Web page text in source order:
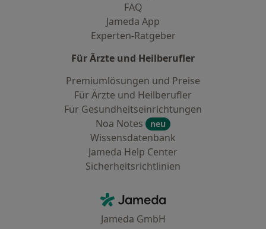
FAQ
Jameda App
Experten-Ratgeber
Für Ärzte und Heilberufler
Premiumlösungen und Preise
Für Ärzte und Heilberufler
Für Gesundheitseinrichtungen
Noa Notes
neu
Wissensdatenbank
Jameda Help Center
Sicherheitsrichtlinien
Jameda - Startseite
Jameda GmbH